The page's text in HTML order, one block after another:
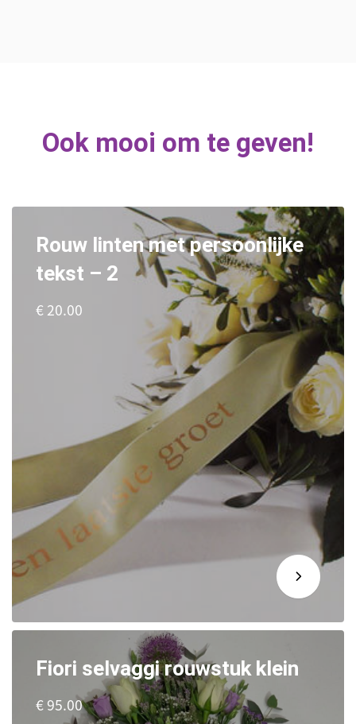
Ook mooi om te geven!
Rouw linten met persoonlijke
tekst – 2
€ 20.00
Fiori selvaggi rouwstuk klein
€ 95.00